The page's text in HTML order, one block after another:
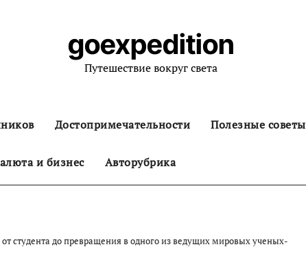
goexpedition
Путешествие вокруг света
Достопримечательности Полезные советы
и бизнес Авторубрика
студента до превращения в одного из ведущих мировых ученых-